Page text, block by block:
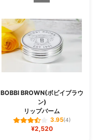
BOBBI BROWN(ボビイブラウ
ン)
リップバーム
3.95(4)
¥2,520